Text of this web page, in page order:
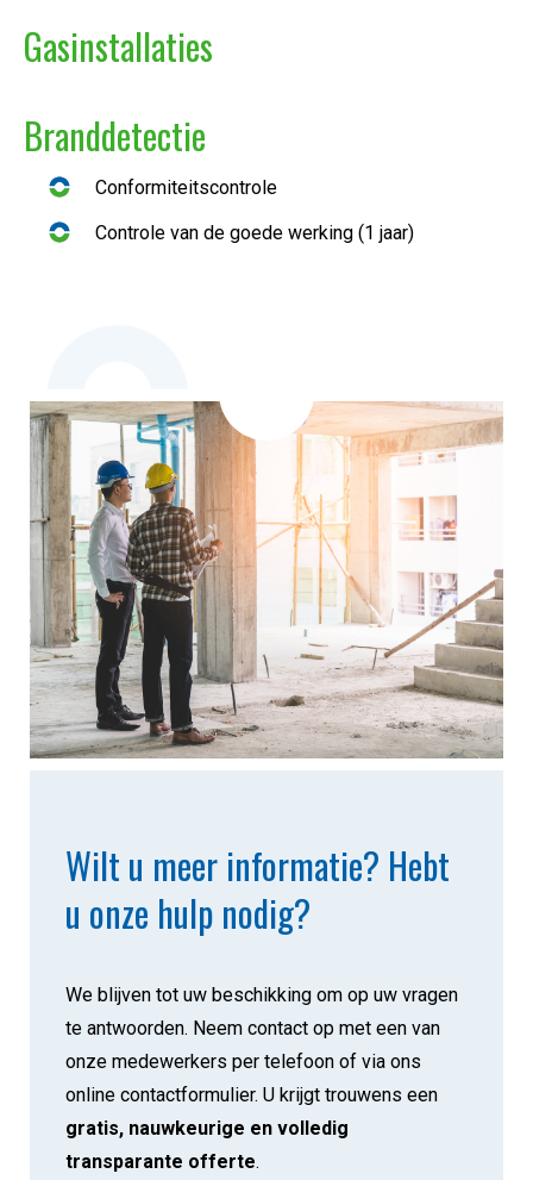
Gasinstallaties
Branddetectie
Conformiteitscontrole
Controle van de goede werking (1 jaar)
Wilt u meer informatie? Hebt
u onze hulp nodig?
We blijven tot uw beschikking om op uw vragen
te antwoorden. Neem contact op met een van
onze medewerkers per telefoon of via ons
online contactformulier. U krijgt trouwens een
gratis, nauwkeurige en volledig
transparante offerte.